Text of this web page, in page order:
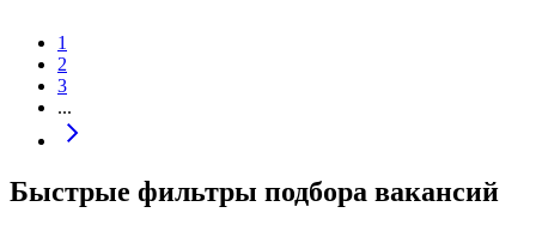
1
2
3
...
Быстрые фильтры подбора вакансий